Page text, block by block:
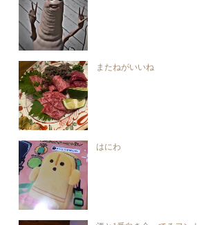
またねがいいね
はにわ